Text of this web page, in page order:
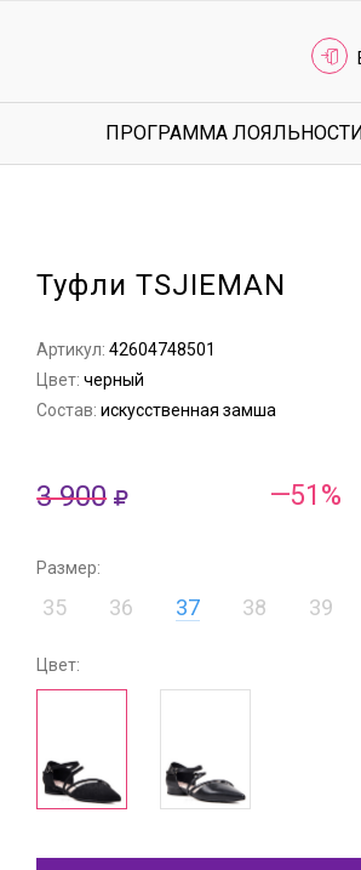
ПРОГРАММА
Туфли TSJIEMAN
Артикул:42604748501
Цвет:черный
Состав:искусственная замша
3 900 —51%
Размер:
35 36 37 38 39
Цвет: